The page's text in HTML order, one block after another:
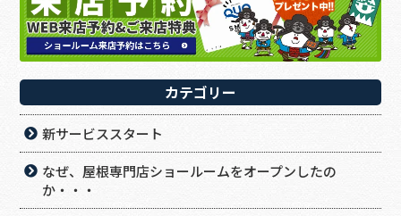
カテゴリー
新サービススタート
なぜ、屋根専門店ショールームをオープンしたの
か・・・